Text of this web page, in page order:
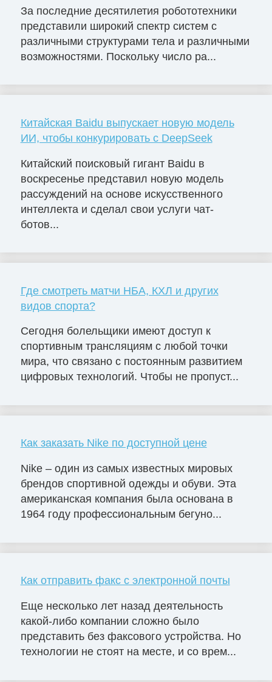
За последние десятилетия робототехники
представили широкий спектр систем с
различными структурами тела и различными
возможностями. Поскольку число ра...
Китайская Baidu выпускает новую модель
ИИ, чтобы конкурировать с DeepSeek
Китайский поисковый гигант Baidu в
воскресенье представил новую модель
рассуждений на основе искусственного
интеллекта и сделал свои услуги чат-
ботов...
Где смотреть матчи НБА, КХЛ и других
видов спорта?
Сегодня болельщики имеют доступ к
спортивным трансляциям с любой точки
мира, что связано с постоянным развитием
цифровых технологий. Чтобы не пропуст...
Как заказать Nike по доступной цене
Nike – один из самых известных мировых
брендов спортивной одежды и обуви. Эта
американская компания была основана в
1964 году профессиональным бегуно...
Как отправить факс с электронной почты
Еще несколько лет назад деятельность
какой-либо компании сложно было
представить без факсового устройства. Но
технологии не стоят на месте, и со врем...